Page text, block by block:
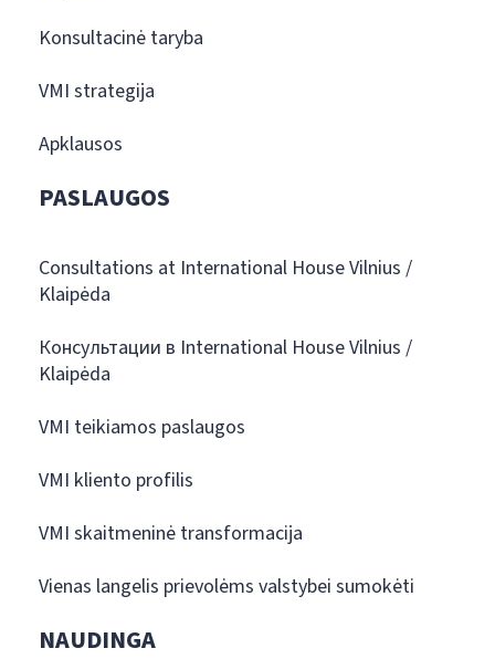
Konsultacinė taryba
VMI strategija
Apklausos
PASLAUGOS
Consultations at International House Vilnius /
Klaipėda
Консультации в International House Vilnius /
Klaipėda
VMI teikiamos paslaugos
VMI kliento profilis
VMI skaitmeninė transformacija
Vienas langelis prievolėms valstybei sumokėti
NAUDINGA